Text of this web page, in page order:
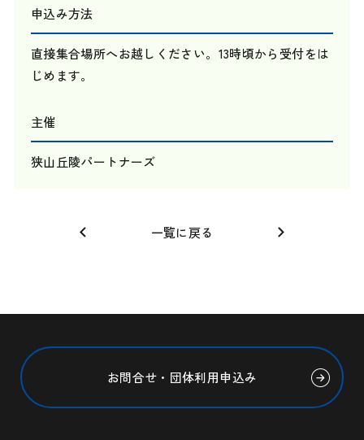
申込み方法
直接集合場所へお越しください。13時頃から受付をは
じめます。
主催
狭山丘陵パートナーズ
一覧に戻る
お問合せ・団体利用申込み